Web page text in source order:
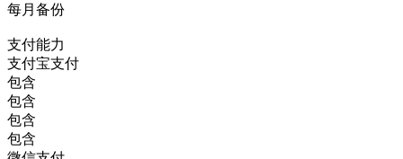
每月备份
支付能力
支付宝支付
包含
包含
包含
包含